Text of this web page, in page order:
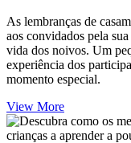
As lembranças de
aos convidados pela
vida dos noivos. Um
experiência dos
momento especial.
View More